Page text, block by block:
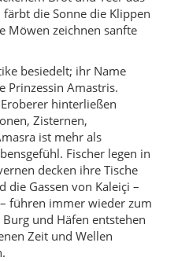
die Sonne die Klippen
Möwen zeichnen sanfte
besiedelt; ihr Name
Prinzessin Amastris.
hinterließen
Zisternen,
ist mehr als
Fischer legen in
decken ihre Tische
die Gassen von Kaleiçi –
führen immer wieder zum
und Häfen entstehen
Zeit und Wellen